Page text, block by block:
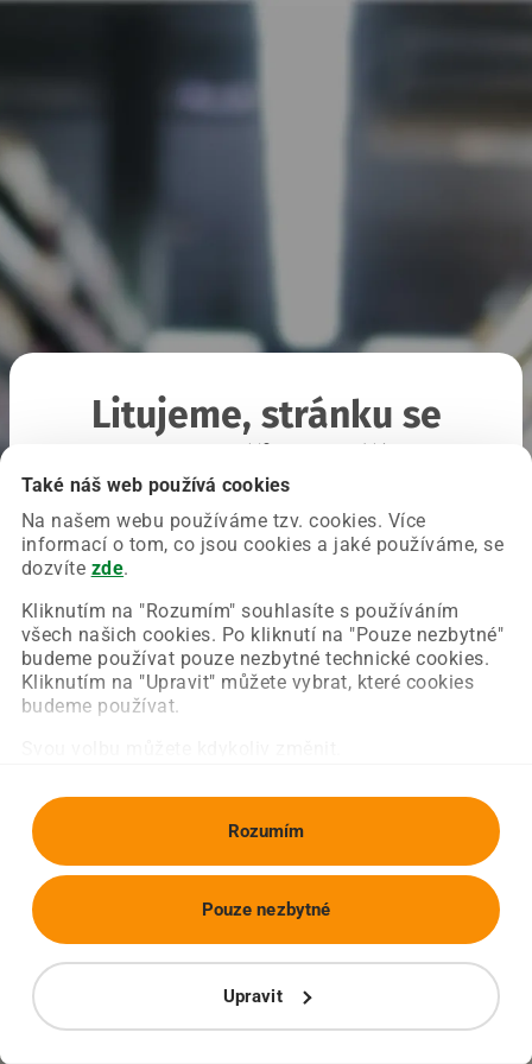
Také náš web používá cookies
Na našem webu používáme tzv. cookies. Více
informací o tom, co jsou cookies a jaké používáme, se
dozvíte zde.
Kliknutím na "Rozumím" souhlasíte s používáním
všech našich cookies. Po kliknutí na "Pouze nezbytné"
budeme používat pouze nezbytné technické cookies.
Kliknutím na "Upravit" můžete vybrat, které cookies
budeme používat.
Rozumím
Upravit
Pouze nezbytné
Litujeme, stránku se
Chyba nastala na naší straně a už ji opravujeme.
Zkuste prosím znovu načíst požadovanou stránku.
Obnovit stránku Úvodní strana